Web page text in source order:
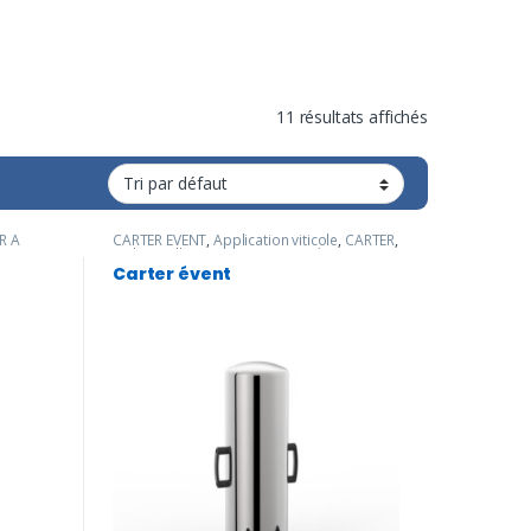
11 résultats affichés
A CARTER EVENT,Application viticole, CARTER,
Embouteillage, Industrie cosmétique
Industrie pharmaceutique
Carter évent